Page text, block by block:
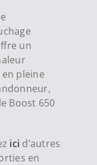
un
pleine
Boost 650
ici d’autres
en